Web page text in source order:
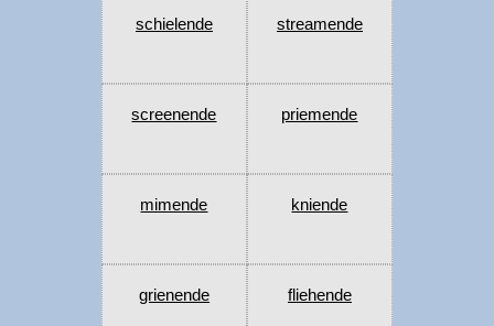
schielende streamende
screenende priemende
mimende kniende
grienende fliehende